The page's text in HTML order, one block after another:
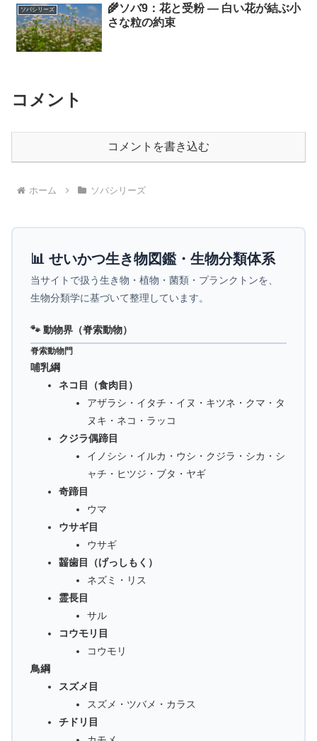
ソバシリーズ
🌾ソバ9：花と受粉 ― 白い花が結ぶ小
さな粒の約束
コメント
コメントを書き込む
ホーム ソバシリーズ
📊 せいかつ生き物図鑑・生物分類体系
当サイトで扱う生き物・植物・菌類・プランクトンを、
生物分類学に基づいて整理しています。
🐾 動物界（脊索動物）
脊索動物門
哺乳綱
ネコ目（食肉目）
アザラシ・イタチ・イヌ・キツネ・クマ・タ
ヌキ・ネコ・ラッコ
クジラ偶蹄目
イノシシ・イルカ・ウシ・クジラ・シカ・シ
ャチ・ヒツジ・ブタ・ヤギ
奇蹄目
ウマ
ウサギ目
ウサギ
齧歯目（げっしもく）
ネズミ・リス
霊長目
サル
コウモリ目
コウモリ
鳥綱
スズメ目
スズメ・ツバメ・カラス
チドリ目